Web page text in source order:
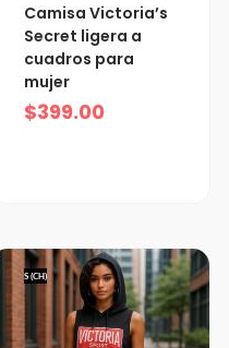
Camisa Victoria’s
Secret ligera a
cuadros para
mujer
$399.00
S (CH)